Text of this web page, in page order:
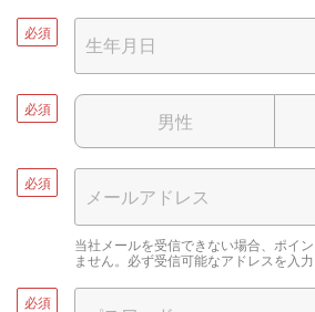
必須
必須
男性
必須
当社メールを受信できない場合、ポイ
ません。必ず受信可能なアドレスを入力
必須